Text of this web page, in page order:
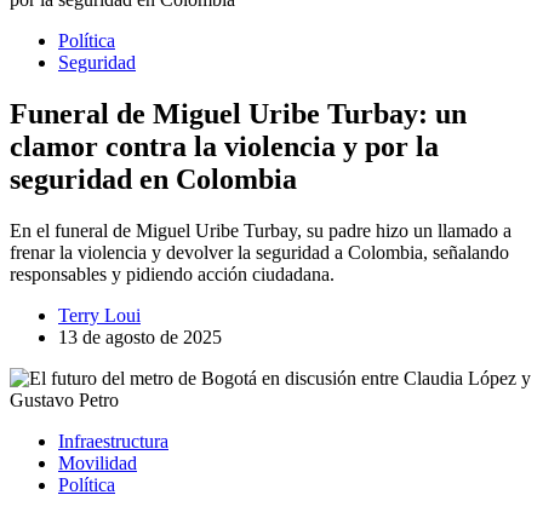
Política
Seguridad
Funeral de Miguel Uribe Turbay: un
clamor contra la violencia y por la
seguridad en Colombia
En el funeral de Miguel Uribe Turbay, su padre hizo un llamado a
frenar la violencia y devolver la seguridad a Colombia, señalando
responsables y pidiendo acción ciudadana.
Terry Loui
13 de agosto de 2025
Infraestructura
Movilidad
Política